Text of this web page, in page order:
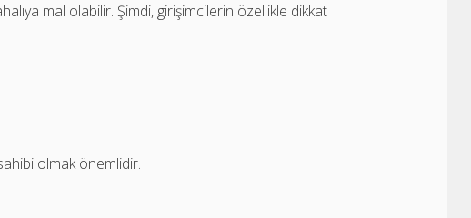
mal olabilir. Şimdi, girişimcilerin özellikle dikkat
olmak önemlidir.